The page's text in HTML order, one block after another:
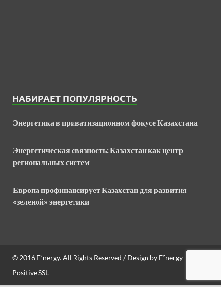
НАБИРАЕТ ПОПУЛЯРНОСТЬ
Энергетика в приватизационном фокусе Казахстана
Энергетическая связность: Казахстан как центр
региональных систем
Европа профинансирует Казахстан для развития
«зеленой» энергетики
© 2016 E²nergy. All Rights Reserved / Design by E²nergy
Positive SSL